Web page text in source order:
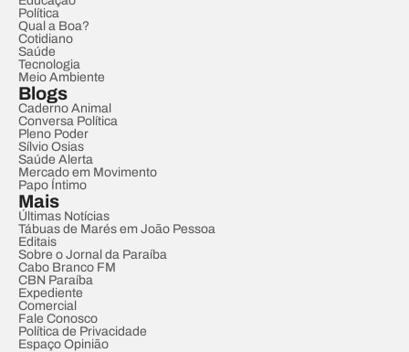
Política
Qual a Boa?
Cotidiano
Saúde
Tecnologia
Meio Ambiente
Blogs
Caderno Animal
Conversa Política
Pleno Poder
Sílvio Osias
Saúde Alerta
Mercado em Movimento
Papo Íntimo
Mais
Últimas Notícias
Tábuas de Marés em João Pessoa
Editais
Sobre o Jornal da Paraíba
Cabo Branco FM
CBN Paraíba
Expediente
Comercial
Fale Conosco
Política de Privacidade
Espaço Opinião